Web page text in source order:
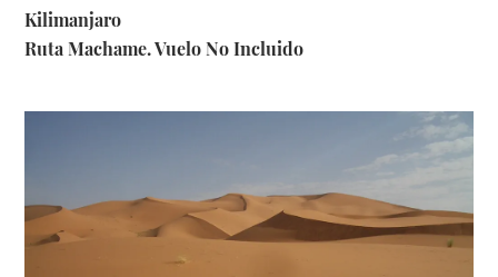
Kilimanjaro
Ruta Machame. Vuelo No Incluido